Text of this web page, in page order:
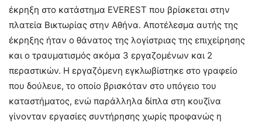
έκρηξη στο κατάστημα EVEREST που βρίσκεται στην
πλατεία Βικτωρίας στην Αθήνα. Αποτέλεσμα αυτής της
έκρηξης ήταν ο θάνατος της λογίστριας της επιχείρησης
και ο τραυματισμός ακόμα 3 εργαζομένων και 2
περαστικών. Η εργαζόμενη εγκλωβίστηκε στο γραφείο
που δούλευε, το οποίο βρισκόταν στο υπόγειο του
καταστήματος, ενώ παράλληλα δίπλα στη κουζίνα
γίνονταν εργασίες συντήρησης χωρίς προφανώς η